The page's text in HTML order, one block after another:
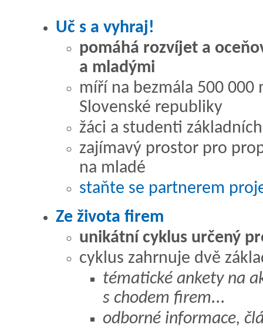
Uč s a vyhraj!
pomáhá rozvíjet a
a mladými
míří na bezmála 500 000
Slovenské republiky
žáci a studenti
zajímavý prostor pro
na mladé
staňte se partnerem
Ze života firem
unikátní cyklus určený
cyklus zahrnuje dvě
tématické ankety na
s chodem firem...
odborné informace,